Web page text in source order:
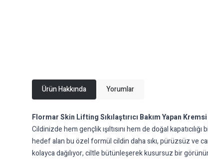
Ürün Hakkında Yorumlar
Flormar Skin Lifting Sıkılaştırıcı Bakım Yapan
Cildinizde hem gençlik ışıltısını hem de doğal
hedef alan bu özel formül cildin daha sıkı, pürüzsüz ve
kolayca dağılıyor, ciltle bütünleşerek kusursuz bir